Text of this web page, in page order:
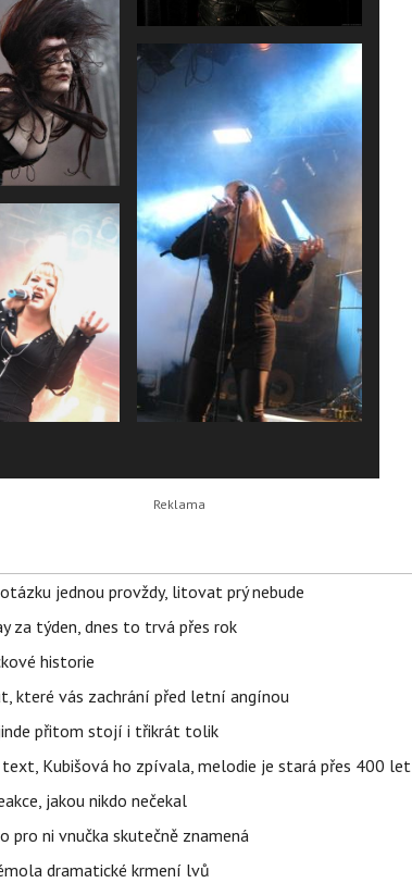
jednou provždy, litovat prý nebude
za týden, dnes to trvá přes rok
historie
které vás zachrání před letní angínou
přitom stojí i třikrát tolik
Kubišová ho zpívala, melodie je stará přes 400 let
jakou nikdo nečekal
pro ni vnučka skutečně znamená
dramatické krmení lvů